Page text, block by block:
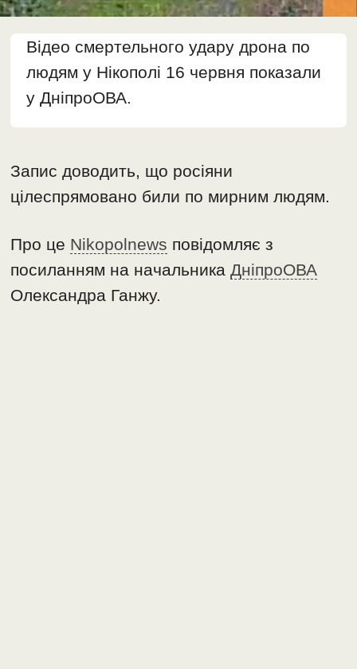
Відео смертельного удару дрона по
людям у Нікополі 16 червня показали
у ДніпроОВА.
Запис доводить, що росіяни
цілеспрямовано били по мирним людям.
Про це Nikopolnews повідомляє з
посиланням на начальникаДніпроОВА
Олександра Ганжу.